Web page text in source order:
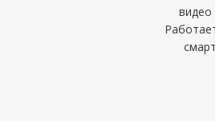
видео